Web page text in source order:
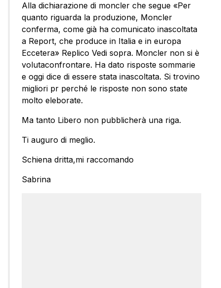
Alla dichiarazione di moncler che segue «Per
quanto riguarda la produzione, Moncler
conferma, come già ha comunicato inascoltata
a Report, che produce in Italia e in europa
Eccetera» Replico Vedi sopra. Moncler non si è
volutaconfrontare. Ha dato risposte sommarie
e oggi dice di essere stata inascoltata. Si trovino
migliori pr perché le risposte non sono state
molto eleborate.
Ma tanto Libero non pubblicherà una riga.
Ti auguro di meglio.
Schiena dritta,mi raccomando
Sabrina